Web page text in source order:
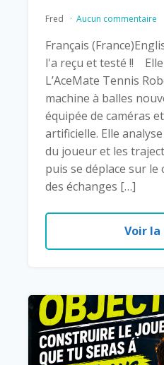
Fred Aucun commentaire
Français
l'a reçu et testé !! Elle
L’AceMate Tennis
machine à balles
équipée de caméras
artificielle. Elle
du joueur et les
puis se déplace sur
des échanges […]
Voir